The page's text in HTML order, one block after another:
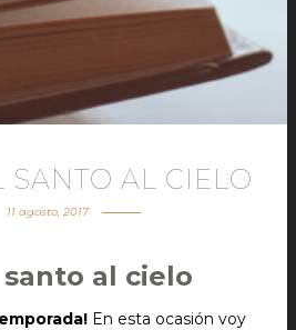
SANTO AL CIELO
11 agosto, 2017
santo al cielo
En esta ocasión voy